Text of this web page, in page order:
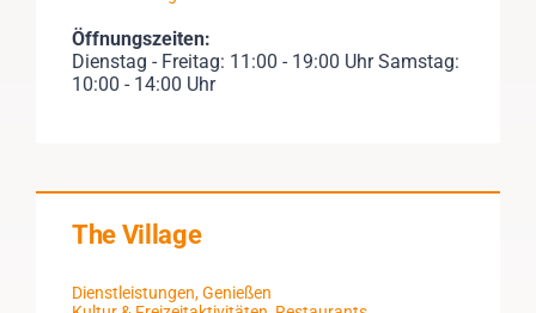
Öffnungszeiten:
Dienstag - Freitag: 11:00 - 19:00 Uhr Samstag:
10:00 - 14:00 Uhr
The Village
Dienstleistungen,Genießen